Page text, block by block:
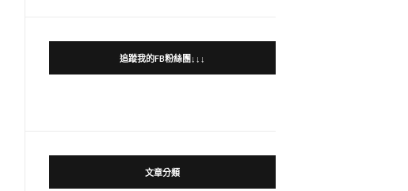
追蹤我的FB粉絲團↓↓↓
文章分類